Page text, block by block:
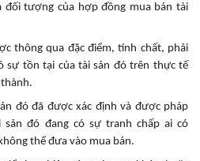
đối tượng của hợp đồng mua bán tài
thông qua đặc điểm, tính chất, phải
sự tồn tại của tài sản đó trên thực tế
đó đã được xác định và được pháp
sản đó đang có sự tranh chấp ai có
thể đưa vào mua bán.